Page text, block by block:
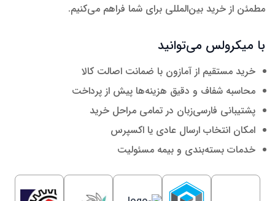
مطمئن از خرید بین‌المللی برای شما فراهم می‌کنیم.
با میکرولس می‌توانید
خرید مستقیم از آمازون با ضمانت اصالت کالا
محاسبه شفاف و دقیق هزینه‌ها پیش از پرداخت
پشتیبانی فارسی‌زبان در تمامی مراحل خرید
امکان انتخاب ارسال عادی یا اکسپرس
خدمات بسته‌بندی و بیمه مسئولیت